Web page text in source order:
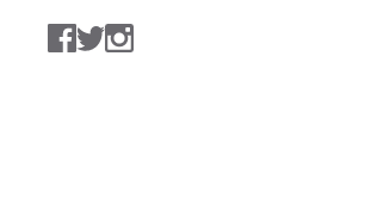
Facebook
TwitterInstagram